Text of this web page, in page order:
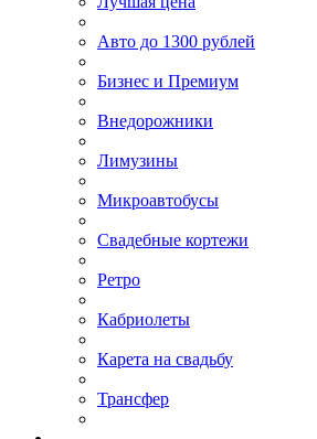
Авто до 1300 рублей
Бизнес и Премиум
Внедорожники
Лимузины
Микроавтобусы
Свадебные кортежи
Ретро
Кабриолеты
Карета на свадьбу
Трансфер